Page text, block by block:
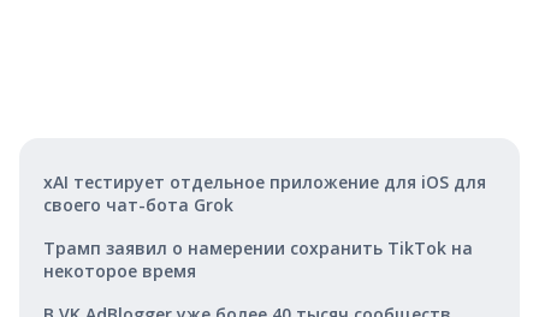
xAI тестирует отдельное приложение для iOS для
своего чат-бота Grok
Трамп заявил о намерении сохранить TikTok на
некоторое время